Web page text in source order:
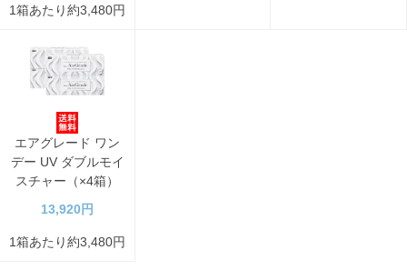
1箱あたり約3,480円
エアグレード ワン
デー UV ダブルモイ
スチャー（×4箱）
13,920円
1箱あたり約3,480円